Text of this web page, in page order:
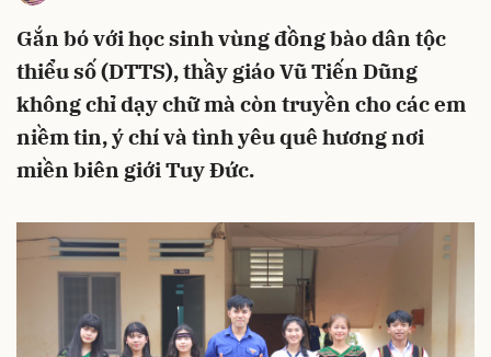
Gắn bó với học sinh vùng đồng bào dân tộc
thiểu số (DTTS), thầy giáo Vũ Tiến Dũng
không chỉ dạy chữ mà còn truyền cho các em
niềm tin, ý chí và tình yêu quê hương nơi
miền biên giới Tuy Đức.
Hủy